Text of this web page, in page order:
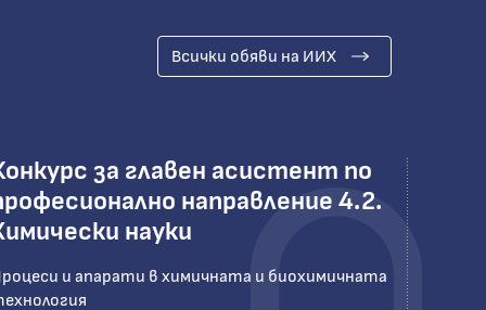
Всички обяви на ИИХ
за главен асистент по
направление 4.2.
науки
и апарати в химичната и биохимичната